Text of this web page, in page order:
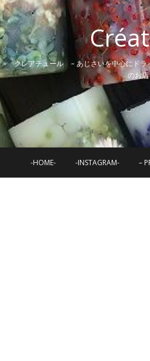
~ クレアチュール ~ あじさいを中心にドラ
のお店
-HOME- -INSTAGRAM- –